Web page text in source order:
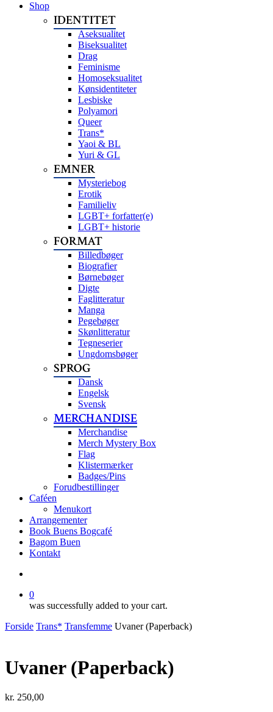
Shop
IDENTITET
Aseksualitet
Biseksualitet
Drag
Feminisme
Homoseksualitet
Kønsidentiteter
Lesbiske
Polyamori
Queer
Trans*
Yaoi & BL
Yuri & GL
EMNER
Mysteriebog
Erotik
Familieliv
LGBT+ forfatter(e)
LGBT+ historie
FORMAT
Billedbøger
Biografier
Børnebøger
Digte
Faglitteratur
Manga
Pegebøger
Skønlitteratur
Tegneserier
Ungdomsbøger
SPROG
Dansk
Engelsk
Svensk
MERCHANDISE
Merchandise
Merch Mystery Box
Flag
Klistermærker
Badges/Pins
Forudbestillinger
Caféen
Menukort
Arrangementer
Book Buens Bogcafé
Bagom Buen
Kontakt
0
was successfully added to your cart.
Forside Trans* Transfemme Uvaner (Paperback)
Uvaner (Paperback)
kr. 250,00